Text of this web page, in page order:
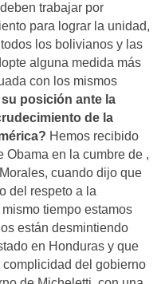
trabajar por
para lograr la unidad,
los bolivianos y las
alguna medida más
con los mismos
posición ante la
de la
Hemos recibido
Obama en la cumbre de ,
cuando dijo que
del respeto a la
tiempo estamos
están desmintiendo
en Honduras y que
del gobierno